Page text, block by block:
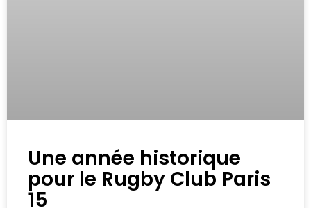
Une année historique
pour le Rugby Club Paris
15